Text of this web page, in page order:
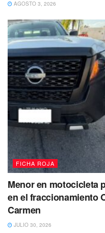
AGOSTO 3, 2026
FICHA ROJA
Menor en motocicleta
en el fraccionamiento
Carmen
JULIO 30, 2026